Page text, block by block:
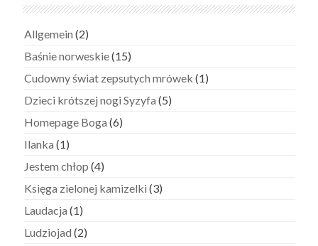
Allgemein (2)
Baśnie norweskie(15)
Cudowny świat zepsutych mrówek (1)
Dzieci krótszej nogi Syzyfa (5)
Homepage Boga (6)
Ilanka (1)
Jestem chłop (4)
Księga zielonej kamizelki (3)
Laudacja (1)
Ludziojad (2)